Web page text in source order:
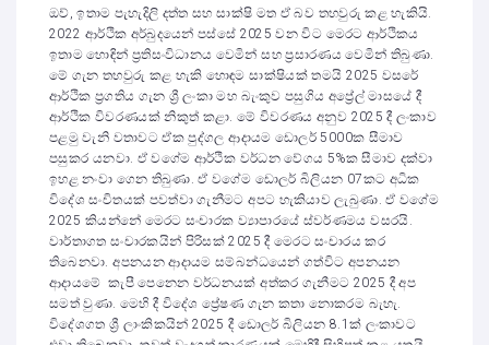
ඔව්, ඉතාම පැහැදිලි දත්ත සහ සාක්ෂි මත ඒ බව තහවුරු කළ හැකියි.
2022 ආර්ථික අර්බුදයෙන් පස්සේ 2025 වන විට මෙරට ආර්ථිකය
ඉතාම හොඳින් ප්‍රතිසංවිධානය වෙමින් සහ ප්‍රසාරණය වෙමින් තිබුණා.
මේ ගැන තහවුරු කළ හැකි හොඳම සාක්ෂියක් තමයි 2025 වසරේ
ආර්ථික ප්‍රගතිය ගැන ශ්‍රී ලංකා මහ බැංකුව පසුගිය අප්‍රේල් මාසයේ දී
ආර්ථික විවරණයක් නිකුත් කළා. මේ විවරණය අනුව 2025 දී ලංකාව
පළමු වැනි වතාවට ඒක පුද්ගල ආදායම ඩොලර් 5000ක සීමාව
පසුකර යනවා. ඒ වගේම ආර්ථික වර්ධන වේගය 5%ක සීමාව දක්වා
ඉහළ නංවා ගෙන තිබුණා. ඒ වගේම ඩොලර් බිලියන 07කට අධික
විදේශ සංචිතයක් පවත්වා ගැනීමට අපට හැකියාව ලැබුණා. ඒ වගේම
2025 කියන්නේ මෙරට සංචාරක ව්‍යාපාරයේ ස්වර්ණමය වසරයි.
වාර්තාගත සංචාරකයින් පිරිසක් 2025 දී මෙරට සංචාරය කර
තිබෙනවා. අපනයන ආදායම සම්බන්ධයෙන් ගත්විට අපනයන
ආදායමේ කැපී පෙනෙන වර්ධනයක් අත්කර ගැනීමට 2025 දී අප
සමත් වුණා. මෙහි දී විදේශ ප්‍රේෂණ ගැන කතා නොකරම බැහැ.
විදේශගත ශ්‍රී ලාංකිකයින් 2025 දී ඩොලර් බිලියන 8.1ක් ලංකාවට